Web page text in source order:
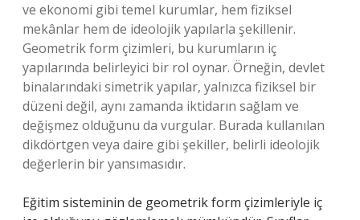
ve ekonomi gibi temel kurumlar, hem fiziksel
mekânlar hem de ideolojik yapılarla şekillenir.
Geometrik form çizimleri, bu kurumların iç
yapılarında belirleyici bir rol oynar. Örneğin, devlet
binalarındaki simetrik yapılar, yalnızca fiziksel bir
düzeni değil, aynı zamanda iktidarın sağlam ve
değişmez olduğunu da vurgular. Burada kullanılan
dikdörtgen veya daire gibi şekiller, belirli ideolojik
değerlerin bir yansımasıdır.
Eğitim sisteminin de geometrik form çizimleriyle iç